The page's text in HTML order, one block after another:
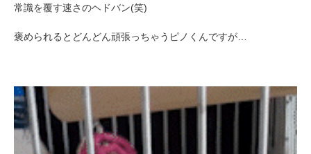
常識を覆す速さのヘドバン(笑)
褒められるとどんどん頑張っちゃうピノくんですが…